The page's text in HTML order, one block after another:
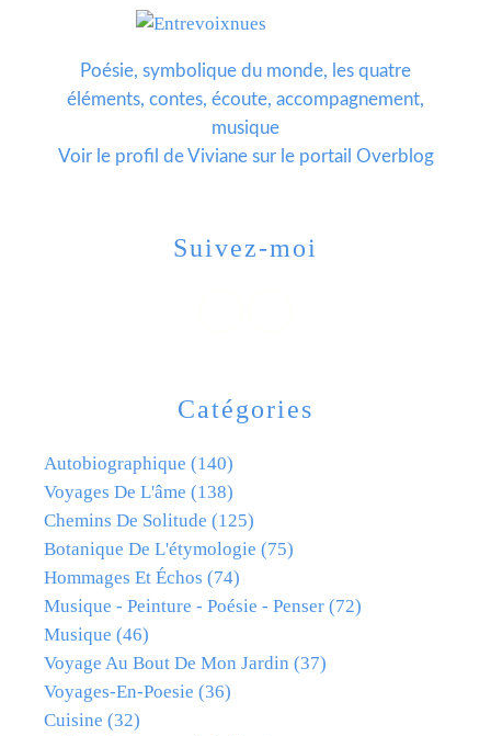
Catégories
Autobiographique (140)
Voyages De L'âme (138)
Chemins De Solitude (125)
Botanique De L'étymologie (75)
Hommages Et Échos (74)
Musique - Peinture - Poésie - Penser (72)
Musique (46)
Voyage Au Bout De Mon Jardin (37)
Voyages-En-Poesie (36)
Cuisine (32)
Poésie, symbolique du monde, les quatre
éléments, contes, écoute, accompagnement,
musique
Voir le profil deVivianesur le portail Overblog
Suivez-moi